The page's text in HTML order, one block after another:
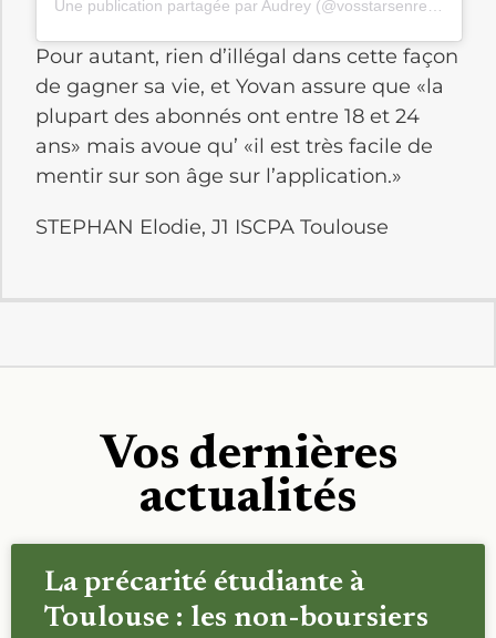
Pour autant, rien d’illégal dans cette façon
de gagner sa vie, et Yovan assure que «la
plupart des abonnés ont entre 18 et 24
ans» mais avoue qu’ «il est très facile de
mentir sur son âge sur l’application.»
STEPHAN Elodie, J1 ISCPA Toulouse
Vos dernières
actualités
La précarité étudiante à
Toulouse : les non-boursiers